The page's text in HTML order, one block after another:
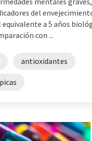
del
a 5 años
con ...
antioxidantes